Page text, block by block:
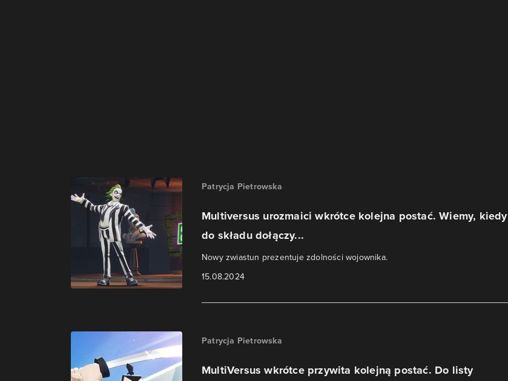
Patrycja Pietrowska
Multiversus urozmaici wkrótce kolejna postać. Wiemy, kiedy
do składu dołączy...
Nowy zwiastun prezentuje zdolności wojownika.
15.08.2024
Patrycja Pietrowska
MultiVersus wkrótce przywita kolejną postać. Do listy